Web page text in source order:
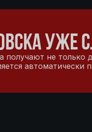
УЖЕ
получают не
автоматически